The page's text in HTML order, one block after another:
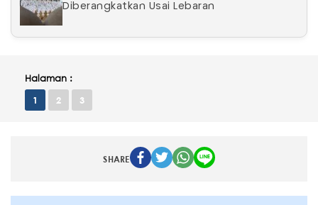
Diberangkatkan Usai Lebaran
Halaman :
1 2 3
SHARE